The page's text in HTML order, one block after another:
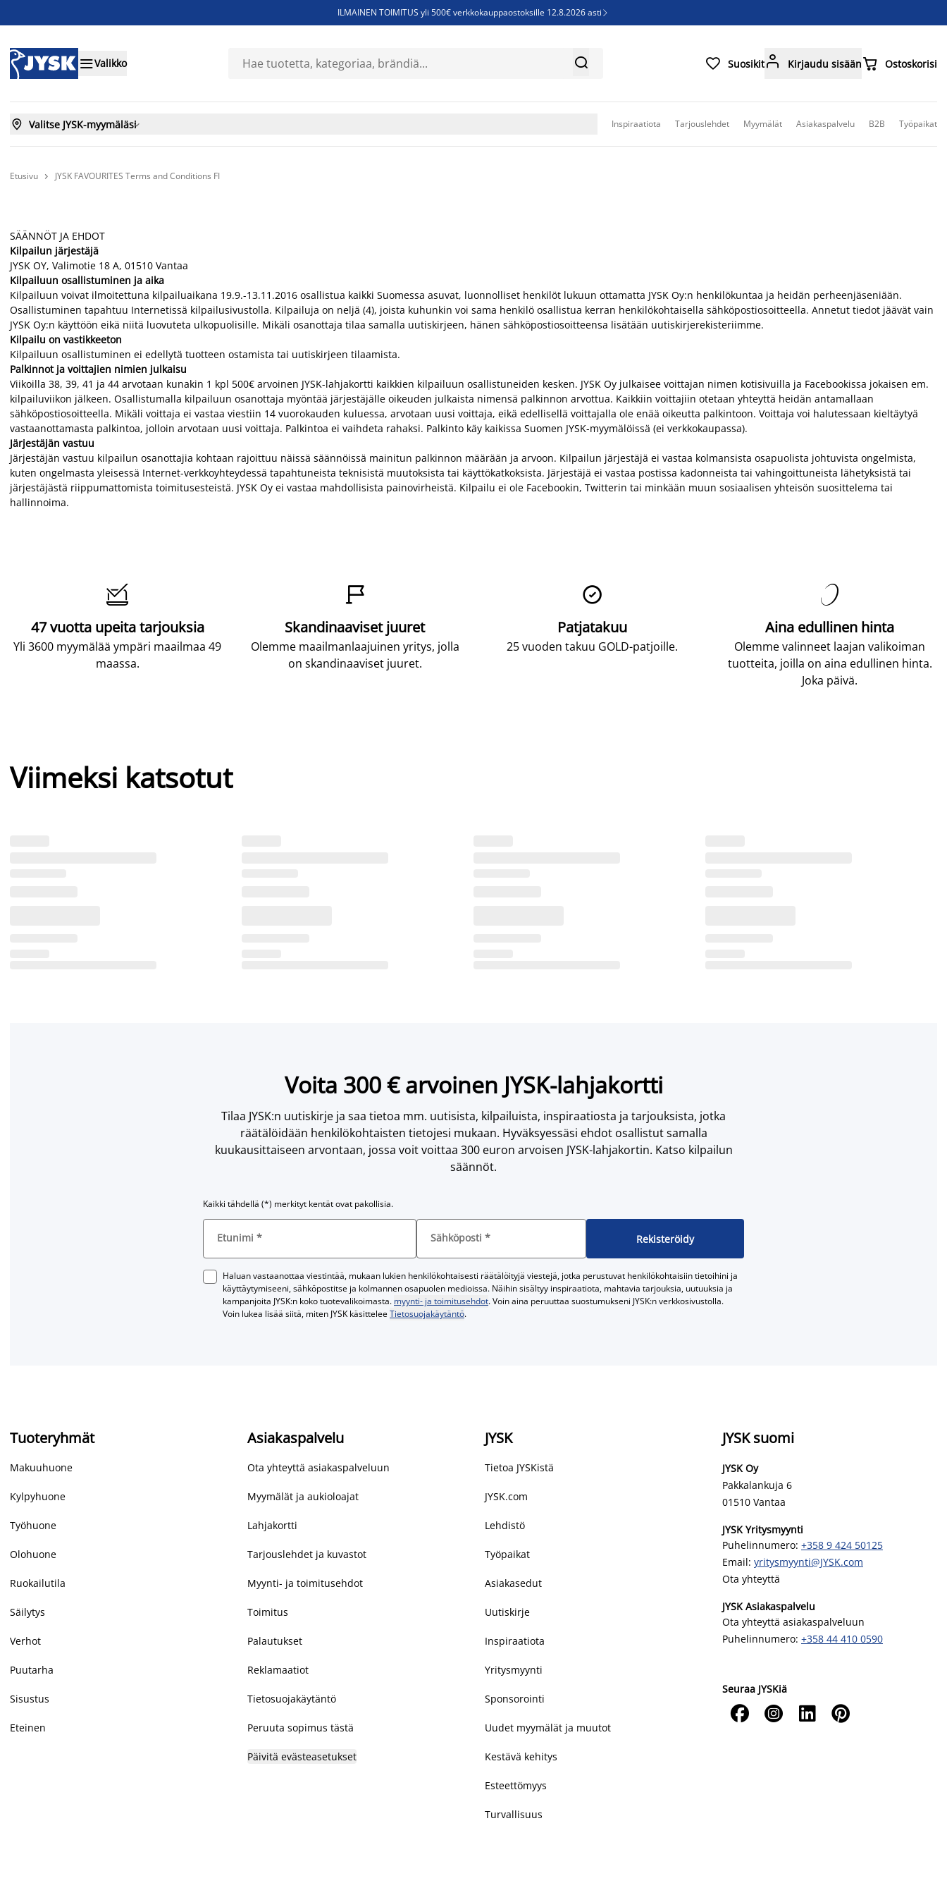
ILMAINEN TOIMITUS yli 500€ verkkokauppaostoksille 12.8.2026 asti 
Sijauspatjoja - Säästä jopa 60%
Valikko   Suosikit Kirjaudu sisään Ostoskorisi
 Valitse JYSK-myymäläsi Inspiraatiota Tarjouslehdet Myymälät Asiakaspalvelu B2B Työpaikat
Etusivu  JYSK FAVOURITES Terms and Conditions FI
SÄÄNNÖT JA EHDOT
Kilpailun järjestäjä
JYSK OY, Valimotie 18 A, 01510 Vantaa
Kilpailuun osallistuminen ja aika
Kilpailuun voivat ilmoitettuna kilpailuaikana 19.9.-13.11.2016 osallistua kaikki Suomessa asuvat, luonnolliset henkilöt lukuun ottamatta JYSK Oy:n henkilökuntaa ja heidän perheenjäseniään.
Osallistuminen tapahtuu Internetissä kilpailusivustolla. Kilpailuja on neljä (4), joista kuhunkin voi sama henkilö osallistua kerran henkilökohtaisella sähköpostiosoitteella. Annetut tiedot jäävät vain
JYSK Oy:n käyttöön eikä niitä luovuteta ulkopuolisille. Mikäli osanottaja tilaa samalla uutiskirjeen, hänen sähköpostiosoitteensa lisätään uutiskirjerekisteriimme.
Kilpailu on vastikkeeton
Kilpailuun osallistuminen ei edellytä tuotteen ostamista tai uutiskirjeen tilaamista.
Palkinnot ja voittajien nimien julkaisu
Viikoilla 38, 39, 41 ja 44 arvotaan kunakin 1 kpl 500€ arvoinen JYSK-lahjakortti kaikkien kilpailuun osallistuneiden kesken. JYSK Oy julkaisee voittajan nimen kotisivuilla ja Facebookissa jokaisen em.
kilpailuviikon jälkeen. Osallistumalla kilpailuun osanottaja myöntää järjestäjälle oikeuden julkaista nimensä palkinnon arvottua. Kaikkiin voittajiin otetaan yhteyttä heidän antamallaan
sähköpostiosoitteella. Mikäli voittaja ei vastaa viestiin 14 vuorokauden kuluessa, arvotaan uusi voittaja, eikä edellisellä voittajalla ole enää oikeutta palkintoon. Voittaja voi halutessaan kieltäytyä
vastaanottamasta palkintoa, jolloin arvotaan uusi voittaja. Palkintoa ei vaihdeta rahaksi. Palkinto käy kaikissa Suomen JYSK-myymälöissä (ei verkkokaupassa).
Järjestäjän vastuu
Järjestäjän vastuu kilpailun osanottajia kohtaan rajoittuu näissä säännöissä mainitun palkinnon määrään ja arvoon. Kilpailun järjestäjä ei vastaa kolmansista osapuolista johtuvista ongelmista,
kuten ongelmasta yleisessä Internet-verkkoyhteydessä tapahtuneista teknisistä muutoksista tai käyttökatkoksista. Järjestäjä ei vastaa postissa kadonneista tai vahingoittuneista lähetyksistä tai
järjestäjästä riippumattomista toimitusesteistä. JYSK Oy ei vastaa mahdollisista painovirheistä. Kilpailu ei ole Facebookin, Twitterin tai minkään muun sosiaalisen yhteisön suosittelema tai
hallinnoima.

47 vuotta upeita tarjouksia
Yli 3600 myymälää ympäri maailmaa 49
maassa.

Skandinaaviset juuret
Olemme maailmanlaajuinen yritys, jolla
on skandinaaviset juuret.

Patjatakuu
25 vuoden takuu GOLD-patjoille.

Aina edullinen hinta
Olemme valinneet laajan valikoiman
tuotteita, joilla on aina edullinen hinta.
Joka päivä.
Viimeksi katsotut
Voita 300 € arvoinen JYSK-lahjakortti
Tilaa JYSK:n uutiskirje ja saa tietoa mm. uutisista, kilpailuista, inspiraatiosta ja tarjouksista, jotka
räätälöidään henkilökohtaisten tietojesi mukaan. Hyväksyessäsi ehdot osallistut samalla
kuukausittaiseen arvontaan, jossa voit voittaa 300 euron arvoisen JYSK-lahjakortin. Katso kilpailun
säännöt.
Kaikki tähdellä (*) merkityt kentät ovat pakollisia.
Etunimi * Sähköposti * Rekisteröidy
Haluan vastaanottaa viestintää, mukaan lukien henkilökohtaisesti räätälöityjä viestejä, jotka perustuvat henkilökohtaisiin tietoihini ja
käyttäytymiseeni, sähköpostitse ja kolmannen osapuolen medioissa. Näihin sisältyy inspiraatiota, mahtavia tarjouksia, uutuuksia ja
kampanjoita JYSK:n koko tuotevalikoimasta. myynti- ja toimitusehdot. Voin aina peruuttaa suostumukseni JYSK:n verkkosivustolla.
Voin lukea lisää siitä, miten JYSK käsitteleeTietosuojakäytäntö.
Tuoteryhmät
Makuuhuone
Kylpyhuone
Työhuone
Olohuone
Ruokailutila
Säilytys
Verhot
Puutarha
Sisustus
Eteinen
Asiakaspalvelu
Ota yhteyttä asiakaspalveluun
Myymälät ja aukioloajat
Lahjakortti
Tarjouslehdet ja kuvastot
Myynti- ja toimitusehdot
Toimitus
Palautukset
Reklamaatiot
Tietosuojakäytäntö
Peruuta sopimus tästä
Päivitä evästeasetukset
JYSK
Tietoa JYSKistä
JYSK.com
Lehdistö
Työpaikat
Asiakasedut
Uutiskirje
Inspiraatiota
Yritysmyynti
Sponsorointi
Uudet myymälät ja muutot
Kestävä kehitys
Esteettömyys
Turvallisuus
JYSK suomi
JYSK Oy
Pakkalankuja 6
01510 Vantaa
JYSK Yritysmyynti
Puhelinnumero: +358 9 424 50125
Email: yritysmyynti@JYSK.com
Ota yhteyttä
JYSK Asiakaspalvelu
Ota yhteyttä asiakaspalveluun
Puhelinnumero: +358 44 410 0590
Seuraa JYSKiä
   